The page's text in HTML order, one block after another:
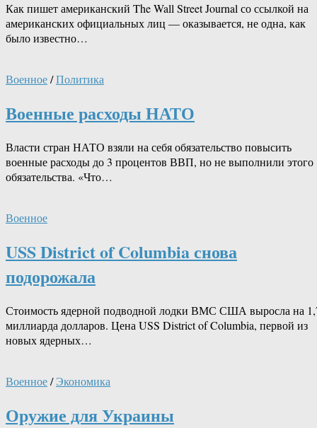
Как пишет американский The Wall Street Journal со ссылкой на
американских официальных лиц — оказывается, не одна, как
было известно…
Военное/Политика
Военные расходы НАТО
Власти стран НАТО взяли на себя обязательство повысить
военные расходы до 3 процентов ВВП, но не выполнили этого
обязательства. «Что…
Военное
USS District of Columbia снова
подорожала
Стоимость ядерной подводной лодки ВМС США выросла на
миллиарда долларов. Цена USS District of Columbia, первой из
новых ядерных…
Военное/Экономика
Оружие для Украины